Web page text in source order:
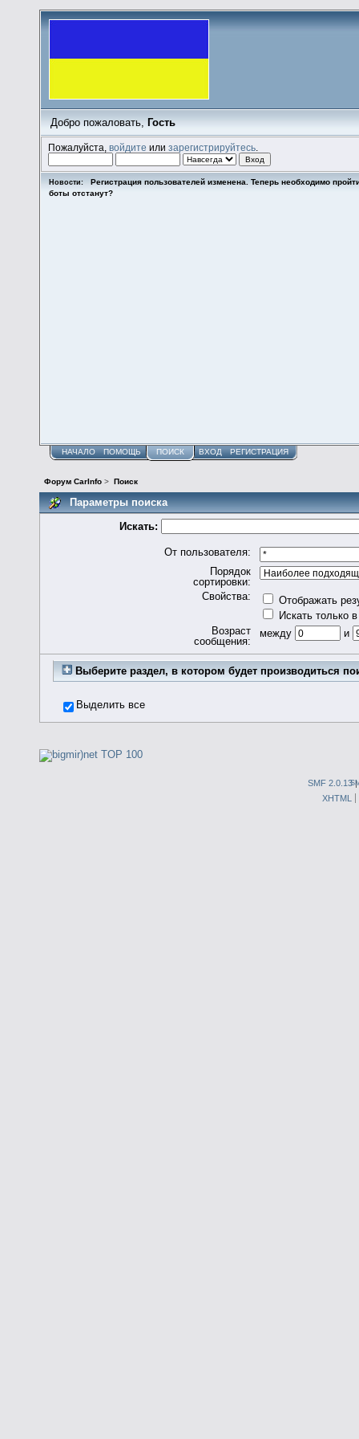
Добро пожаловать, Гость
Пожалуйста,войдите илизарегистрируйтесь
Новости:
Регистрация пользователей изменена. Теперь необходимо
боты отстанут?
НАЧАЛО ПОМОЩЬ ПОИСК ВХОД РЕГИСТРАЦИЯ
Форум CarInfo > Поиск
Параметры поиска
Искать:
От пользователя:
Порядок
сортировки:
Свойства:
Отображать
Искать только
Возраст
сообщения:
между и
Выберите раздел, в котором будет производиться
Выделить все
SMF 2.0.13|
XHTML